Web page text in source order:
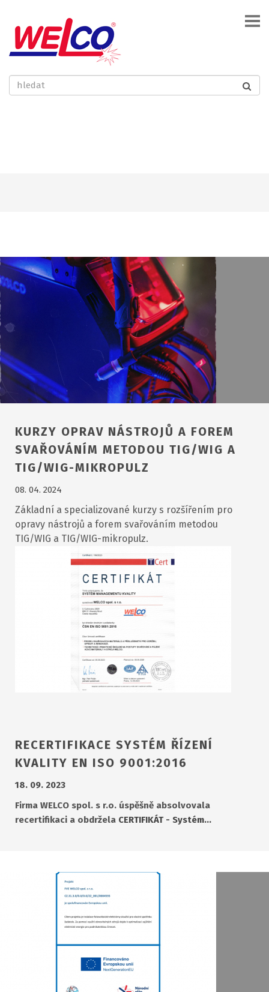
KURZY OPRAV NÁSTROJŮ A FOREM
SVAŘOVÁNÍM METODOU TIG/WIG A
TIG/WIG-MIKROPULZ
08. 04. 2024
Základní a specializované kurzy s rozšířením pro
opravy nástrojů a forem svařováním metodou
TIG/WIG a TIG/WIG-mikropulz.
RECERTIFIKACE SYSTÉM ŘÍZENÍ
KVALITY EN ISO 9001:2016
18. 09. 2023
Firma WELCO spol. s r.o. úspěšně absolvovala
recertifikaci a obdržela CERTIFIKÁT - Systém…